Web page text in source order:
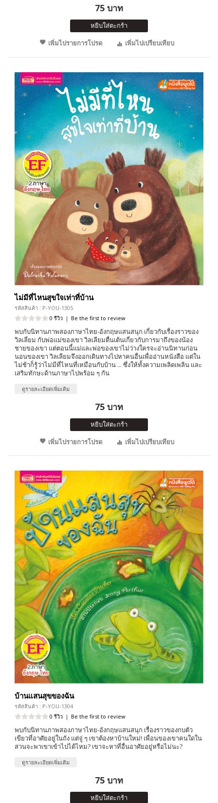
75 บาท
หยิบใส่ตะกร้า
เพิ่มไปรายการโปรด
เพิ่มไปเปรียบเทียบ
ไม่มีที่ไหนสุขใจเท่าที่บ้าน
รหัสสินค้า : P-YOU-1305
0 รีวิว | Be the first to review
พบกับนิทานภาพสองภาษาไทย-อังกฤษแสนสนุก เกี่ยวกับเรื่องราวของ
วิลเลี่ยม กับพ่อแม่ของเขา วิลเลียมตื่นเต้นเกี่ยวกับการมาถึงของน้อง
ชายของเขา แต่ตอนนี้แม่และพ่อของเขาไม่ว่างใครจะอ่านนิทานก่อน
นอนของเขา วิลเลียมจึงออกเดินทางไปหาคนอื่นเพื่ออ่านหนังสือ แต่ใน
ไม่ช้าก็รู้ว่าไม่มีที่ไหนที่เหมือนกับบ้าน ... ซึ่งให้ทั้งความเพลิดเพลิน และ
เสริมทักษะด้านภาษาไปพร้อม ๆ กัน
ดูรายละเอียดเพิ่มเติม
75 บาท
หยิบใส่ตะกร้า
เพิ่มไปรายการโปรด
เพิ่มไปเปรียบเทียบ
บ้านแสนสุขของฉัน
รหัสสินค้า : P-YOU-1304
0 รีวิว | Be the first to review
พบกับนิทานภาพสองภาษาไทย-อังกฤษแสนสนุก เรื่องราวของกบตัว
เขียวที่อาศัยอยู่ในถัง แต่จู่ ๆ เขาต้องหาบ้านใหม่! เพื่อนของเขาคนใดใน
สวนจะพาเขาเข้าไปได้ไหม? เขาจะหาที่อื่นอาศัยอยู่หรือไม่นะ?
ดูรายละเอียดเพิ่มเติม
75 บาท
หยิบใส่ตะกร้า